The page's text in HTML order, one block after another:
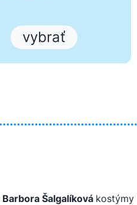
vybrať
Barbora Šalgalíková kostýmy